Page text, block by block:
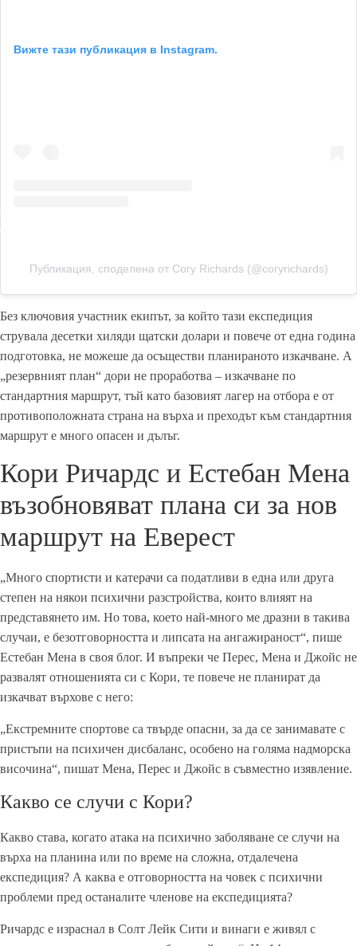
Вижте тази публикация в Instagram.
Публикация, споделена от Cory Richards (@coryrichards)
Без ключовия участник екипът, за който тази експедиция
струвала десетки хиляди щатски долари и повече от една година
подготовка, не можеше да осъществи планираното изкачване. А
„резервният план“ дори не проработва – изкачване по
стандартния маршрут, тъй като базовият лагер на отбора е от
противоположната страна на върха и преходът към стандартния
маршрут е много опасен и дълъг.
Кори Ричардс и Естебан Мена
възобновяват плана си за нов
маршрут на Еверест
„Много спортисти и катерачи са податливи в една или друга
степен на някои психични разстройства, които влияят на
представянето им. Но това, което най-много ме дразни в такива
случаи, е безотговорността и липсата на ангажираност“, пише
Естебан Мена в своя блог. И въпреки че Перес, Мена и Джойс не
развалят отношенията си с Кори, те повече не планират да
изкачват върхове с него:
„Екстремните спортове са твърде опасни, за да се занимавате с
пристъпи на психичен дисбаланс, особено на голяма надморска
височина“, пишат Мена, Перес и Джойс в съвместно изявление.
Какво се случи с Кори?
Какво става, когато атака на психично заболяване се случи на
върха на планина или по време на сложна, отдалечена
експедиция? А каква е отговорността на човек с психични
проблеми пред останалите членове на експедицията?
Ричардс е израснал в Солт Лейк Сити и винаги е живял с